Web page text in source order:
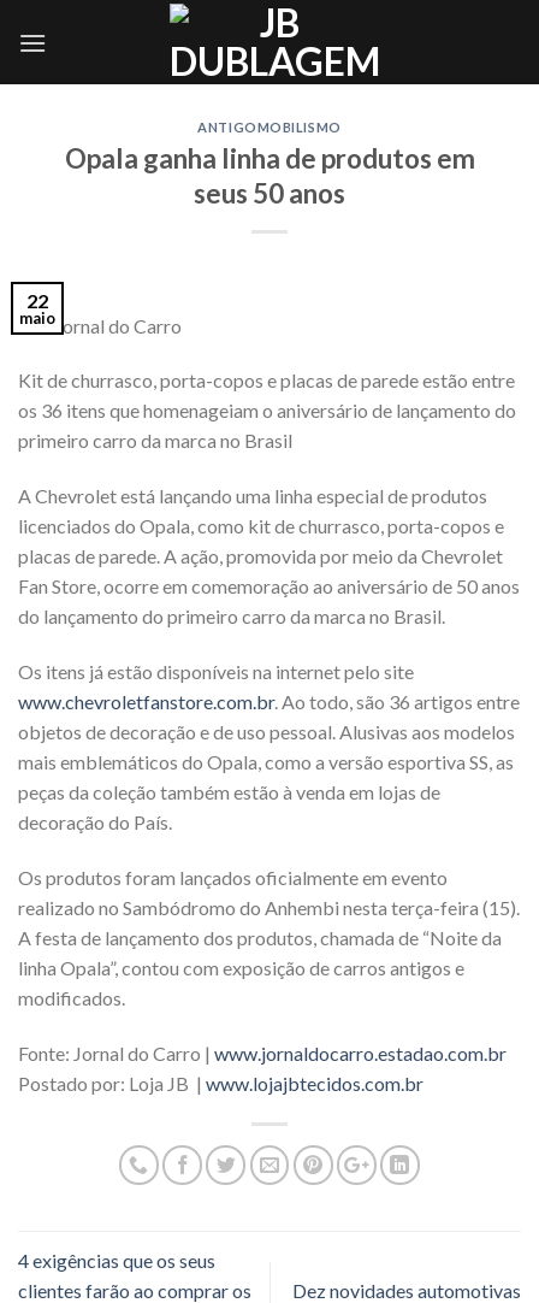
ANTIGOMOBILISMO
Opala ganha linha de produtos em
seus 50 anos
22
maio
Via: Jornal do Carro
Kit de churrasco, porta-copos e placas de parede estão entre
os 36 itens que homenageiam o aniversário de lançamento do
primeiro carro da marca no Brasil
A Chevrolet está lançando uma linha especial de produtos
licenciados do Opala, como kit de churrasco, porta-copos e
placas de parede. A ação, promovida por meio da Chevrolet
Fan Store, ocorre em comemoração ao aniversário de 50 anos
do lançamento do primeiro carro da marca no Brasil.
Os itens já estão disponíveis na internet pelo site
www.chevroletfanstore.com.br. Ao todo, são 36 artigos entre
objetos de decoração e de uso pessoal. Alusivas aos modelos
mais emblemáticos do Opala, como a versão esportiva SS, as
peças da coleção também estão à venda em lojas de
decoração do País.
Os produtos foram lançados oficialmente em evento
realizado no Sambódromo do Anhembi nesta terça-feira (15).
A festa de lançamento dos produtos, chamada de “Noite da
linha Opala”, contou com exposição de carros antigos e
modificados.
Fonte: Jornal do Carro | www.jornaldocarro.estadao.com.br
Postado por: Loja JB | www.lojajbtecidos.com.br
4 exigências que os seus
clientes farão ao comprar os
Dez novidades automotivas